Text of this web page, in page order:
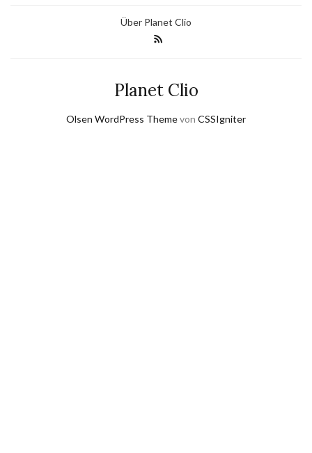
Über Planet Clio
Planet Clio
Olsen WordPress Themevon CSSIgniter